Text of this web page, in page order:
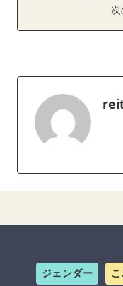
次
ジェンダー